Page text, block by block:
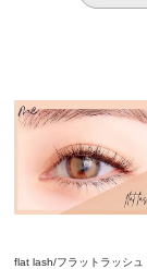
​flat lash/フラットラッシュ